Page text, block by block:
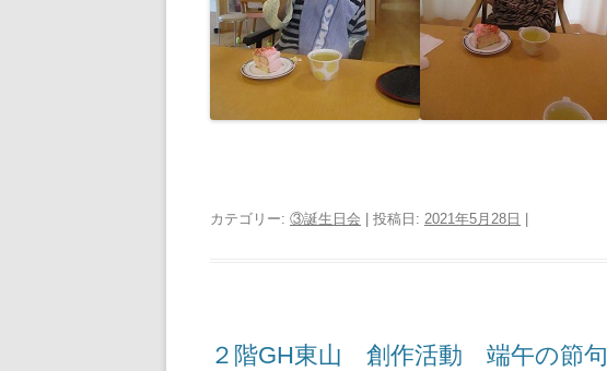
カテゴリー: ③誕生日会 | 投稿日: 2021年5月28日
２階GH東山 創作活動 端午の節句